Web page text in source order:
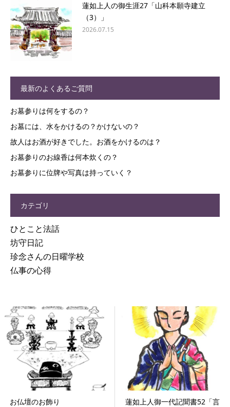
蓮如上人の御生涯27「山科本願寺建立
（3）」
2026.07.15
最新のよくあるご質問
お墓参りは何をするの？
お墓には、水をかけるの？かけないの？
故人はお酒が好きでした。お酒をかけるのは？
お墓参りのお線香は何本炊くの？
お墓参りに位牌や写真は持っていく？
カテゴリ
ひとこと法話
坊守日記
珍念さんの日曜学校
仏事の心得
お仏壇のお飾り
蓮如上人御一代記聞書52「言